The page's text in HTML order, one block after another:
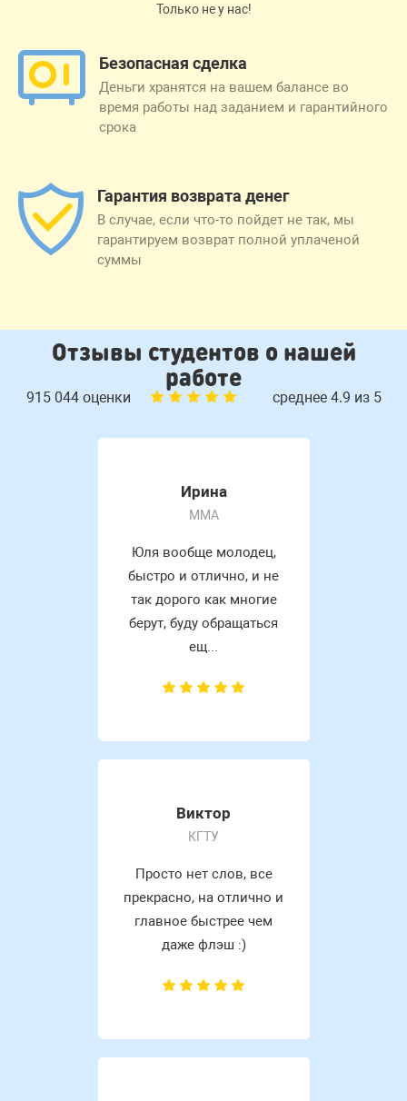
Только не у нас!
Безопасная сделка
Деньги хранятся на вашем балансе во
время работы над заданием и гарантийного
срока
Гарантия возврата денег
В случае, если что-то пойдет не так, мы
гарантируем возврат полной уплаченой
суммы
Отзывы студентов о нашей
работе
915 044 оценки среднее 4.9 из 5
Ирина
MMA
Юля вообще молодец,
быстро и отлично, и не
так дорого как многие
берут, буду обращаться
ещ...
Виктор
КГТУ
Просто нет слов, все
прекрасно, на отлично и
главное быстрее чем
даже флэш :)